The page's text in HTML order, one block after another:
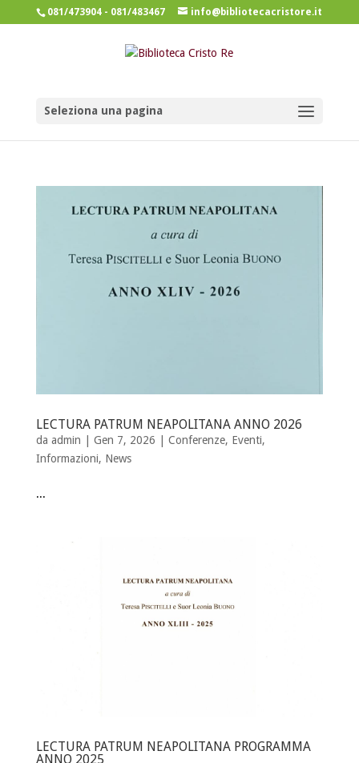
081/473904 - 081/483467 info@bibliotecacristore.it
Seleziona una pagina
LECTURA PATRUM NEAPOLITANA ANNO 2026
da admin | Gen 7, 2026 | Conferenze, Eventi,
Informazioni, News
...
LECTURA PATRUM NEAPOLITANA PROGRAMMA
ANNO 2025